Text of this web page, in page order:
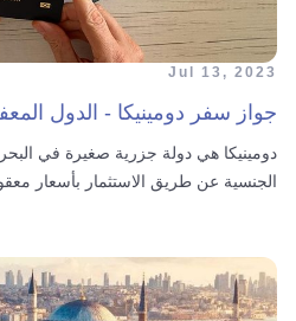
Jul 13, 2023
جواز سفر دومينيكا - الدول المعفاة
دومينيكا هي دولة جزرية صغيرة في البحر
الجنسية عن طريق الاستثمار بأسعار